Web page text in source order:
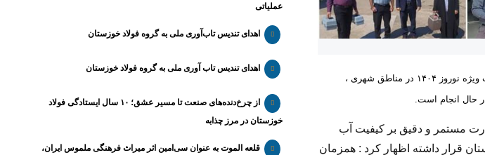
مدیرعامل شرکت آب و فاضلاب استان خوزستان از اجرای طرح تشدید کنترل و نظارت بر شاخص های بهداشت آب ویژه نوروز ۱۴۰۴ در مناطق شهری ،
حال انجام است.
مستمر و دقیق بر کیفیت آب
قرار داشته اظهار کرد : همزمان
عملیاتی
اهدای تندیس تاب‌آوری ملی به گروه فولاد خوزستان
اهدای تندیس تاب آوری ملی به گروه فولاد خوزستان
از چرخ‌دنده‌های صنعت تا مسیر عشق؛ ۱۰ سال ایستادگی فولاد
خوزستان در مرز چذابه
قلعه الموت به عنوان سی‌امین اثر میراث‌ فرهنگی ملموس ایران،